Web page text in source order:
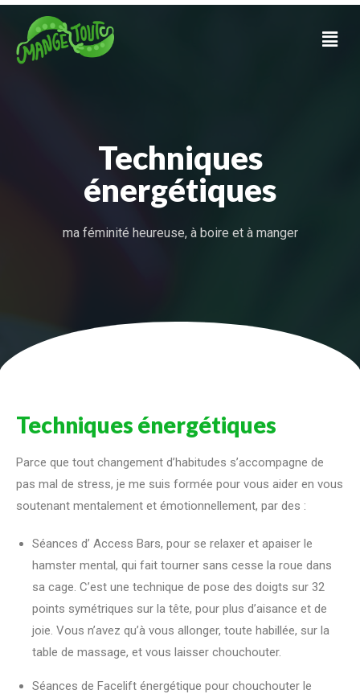
Techniques
énergétiques
ma féminité heureuse, à boire et à manger
Techniques énergétiques
Parce que tout changement d’habitudes s’accompagne de
pas mal de stress, je me suis formée pour vous aider en vous
soutenant mentalement et émotionnellement, par des :
Séances d’ Access Bars, pour se relaxer et apaiser le
hamster mental, qui fait tourner sans cesse la roue dans
sa cage. C’est une technique de pose des doigts sur 32
points symétriques sur la tête, pour plus d’aisance et de
joie. Vous n’avez qu’à vous allonger, toute habillée, sur la
table de massage, et vous laisser chouchouter.
Séances de Facelift énergétique pour chouchouter le